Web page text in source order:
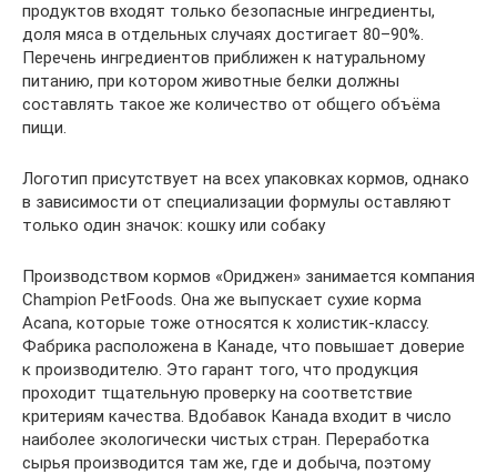
продуктов входят только безопасные ингредиенты,
доля мяса в отдельных случаях достигает 80–90%.
Перечень ингредиентов приближен к натуральному
питанию, при котором животные белки должны
составлять такое же количество от общего объёма
пищи.
Логотип присутствует на всех упаковках кормов, однако
в зависимости от специализации формулы оставляют
только один значок: кошку или собаку
Производством кормов «Ориджен» занимается компания
Champion PetFoods. Она же выпускает сухие корма
Acana, которые тоже относятся к холистик-классу.
Фабрика расположена в Канаде, что повышает доверие
к производителю. Это гарант того, что продукция
проходит тщательную проверку на соответствие
критериям качества. Вдобавок Канада входит в число
наиболее экологически чистых стран. Переработка
сырья производится там же, где и добыча, поэтому